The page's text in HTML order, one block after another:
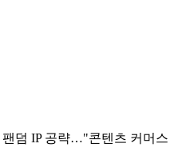
팬덤 IP 공략…"콘텐츠 커머